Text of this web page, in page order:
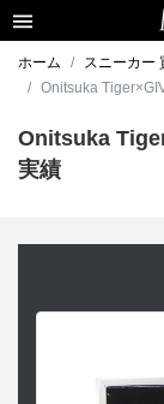
ホーム スニーカー
Onitsuka
Onitsuka
実績